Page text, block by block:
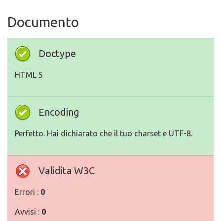
Documento
Doctype
HTML 5
Encoding
Perfetto. Hai dichiarato che il tuo charset e UTF-8.
Validita W3C
Errori : 0
Avvisi : 0